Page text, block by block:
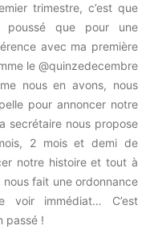
trimestre, c’est que
poussé que pour une
avec ma première
le @quinzedecembre
nous en avons, nous
pour annoncer notre
secrétaire nous propose
2 mois et demi de
notre histoire et tout à
fait une ordonnance
immédiat… C’est
passé !